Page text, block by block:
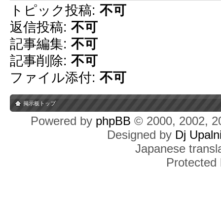
トピック投稿: 不可
返信投稿: 不可
記事編集: 不可
記事削除: 不可
ファイル添付: 不可
掲示板トップ
Powered by phpBB © 2000, 2002,
Designed by Dj
Japanese